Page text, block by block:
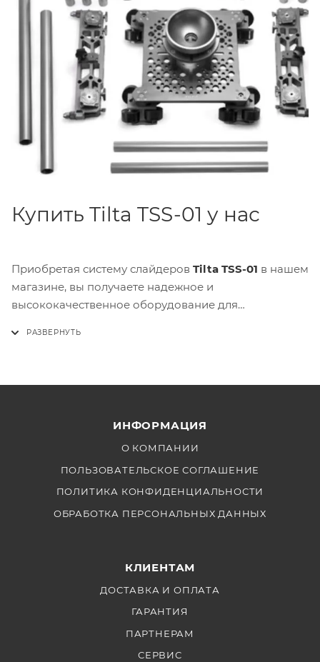
Купить Tilta TSS-01 у нас
Приобретая систему слайдеров Tilta TSS-01 в нашем
магазине, вы получаете надежное и
высококачественное оборудование для
ИНФОРМАЦИЯ
О КОМПАНИИ
ПОЛЬЗОВАТЕЛЬСКОЕ СОГЛАШЕНИЕ
ПОЛИТИКА КОНФИДЕНЦИАЛЬНОСТИ
ОБРАБОТКА ПЕРСОНАЛЬНЫХ ДАННЫХ
КЛИЕНТАМ
ДОСТАВКА И ОПЛАТА
ГАРАНТИЯ
ПАРТНЕРАМ
СЕРВИС